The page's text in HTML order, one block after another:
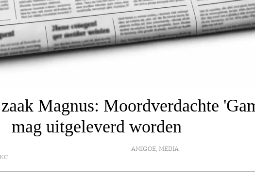
Magnus: Moordverdachte
mag uitgeleverd worden
AMIGOE, MEDIA